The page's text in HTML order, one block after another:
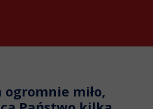
ogromnie miło,